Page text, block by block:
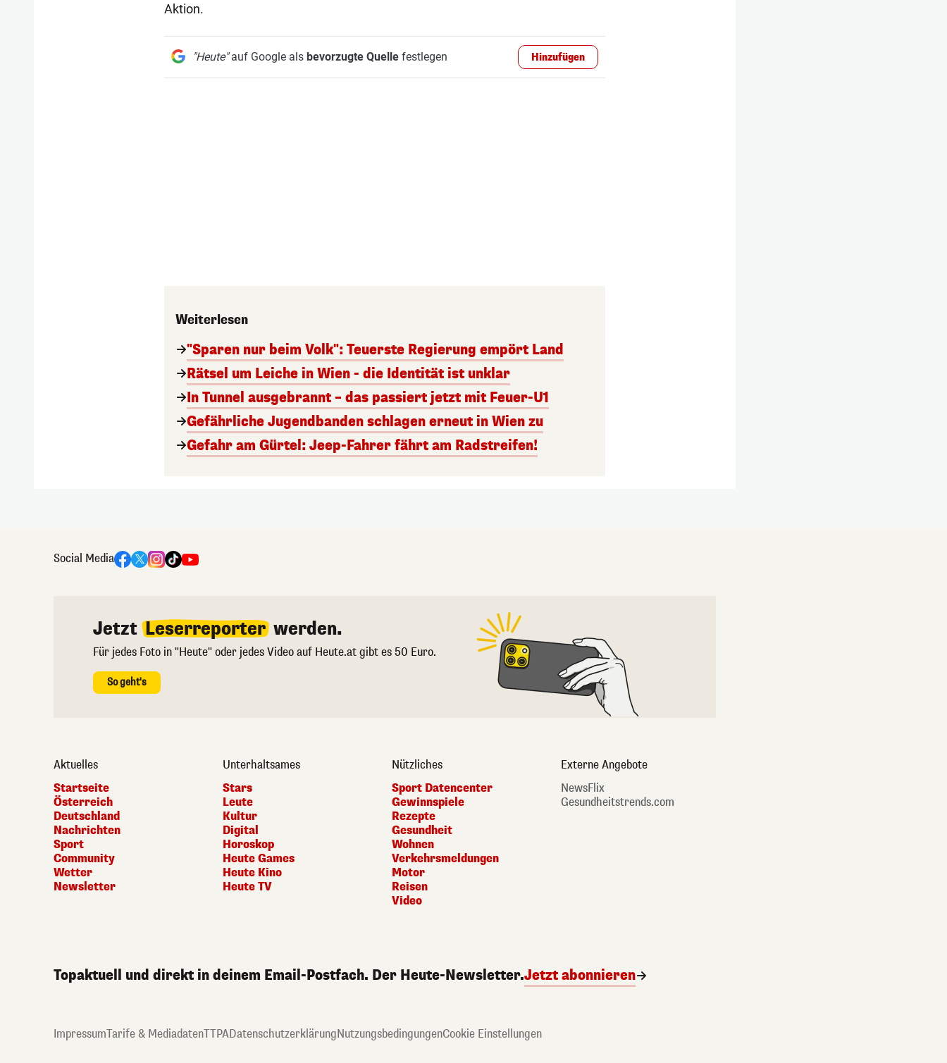
Aktion.
"Heute"auf Google als bevorzugte Quellefestlegen Hinzufügen
Weiterlesen
"Sparen nur beim Volk": Teuerste Regierung empört Land
Rätsel um Leiche in Wien - die Identität ist unklar
In Tunnel ausgebrannt – das passiert jetzt mit Feuer-U1
Gefährliche Jugendbanden schlagen erneut in Wien zu
Gefahr am Gürtel: Jeep-Fahrer fährt am Radstreifen!
Social Media
Jetzt Leserreporter werden.
Für jedes Foto in "Heute" oder jedes Video auf Heute.at gibt es 50 Euro.
So geht's
Aktuelles
Startseite
Österreich
Deutschland
Nachrichten
Sport
Community
Wetter
Newsletter
Unterhaltsames
Stars
Leute
Kultur
Digital
Horoskop
Heute Games
Heute Kino
Heute TV
Nützliches
Sport Datencenter
Gewinnspiele
Rezepte
Gesundheit
Wohnen
Verkehrsmeldungen
Motor
Reisen
Video
Externe Angebote
NewsFlix
Gesundheitstrends.com
Topaktuell und direkt in deinem Email-Postfach. Der Heute-Newsletter.Jetzt abonnieren
ImpressumTarife & MediadatenTTPADatenschutzerklärungNutzungsbedingungenCookie Einstellungen